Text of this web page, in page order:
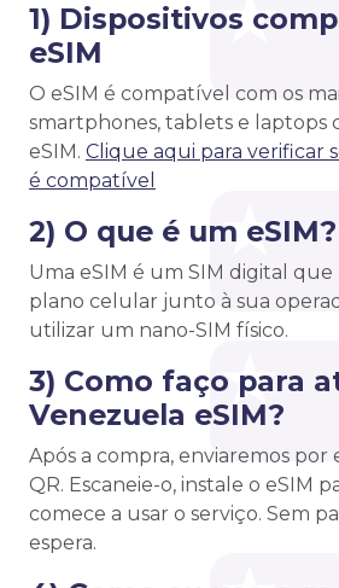
1) Dispositivos
eSIM
O eSIM é compatível com os
smartphones, tablets e laptops
eSIM. Clique aqui para verificar
é compatível
2) O que é um eSIM?
Uma eSIM é um SIM digital
plano celular junto à sua
utilizar um nano-SIM físico.
3) Como faço para
Venezuela eSIM?
Após a compra, enviaremos por
QR. Escaneie-o, instale o eSIM
comece a usar o serviço. Sem
espera.